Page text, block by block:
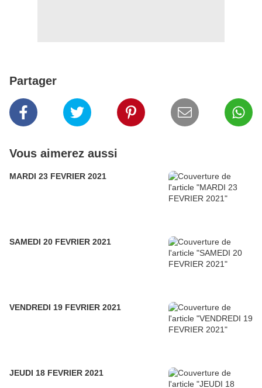
Partager
Vous aimerez aussi
MARDI 23 FEVRIER 2021
SAMEDI 20 FEVRIER 2021
VENDREDI 19 FEVRIER 2021
JEUDI 18 FEVRIER 2021